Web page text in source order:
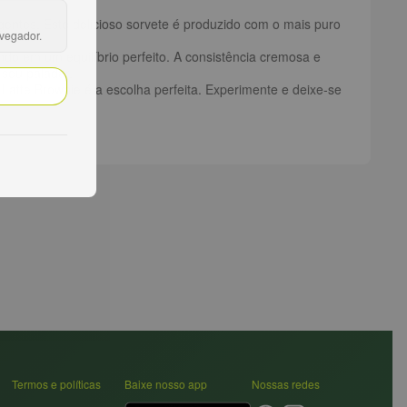
Este delicioso sorvete é produzido com o mais puro
em um equilíbrio perfeito. A consistência cremosa e
paladar.
Brownie é a escolha perfeita. Experimente e deixe-se
Termos e políticas
Baixe nosso app Nossas redes